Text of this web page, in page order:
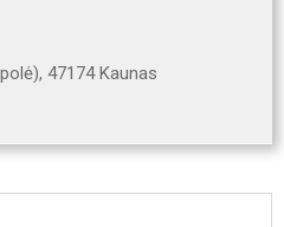
47174 Kaunas